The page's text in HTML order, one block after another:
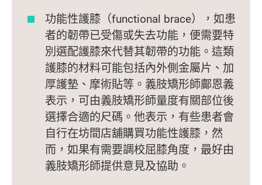
功能性護膝（functional brace），如患
者的韌帶已受傷或失去功能，便需要特
別選配護膝來代替其韌帶的功能。這類
護膝的材料可能包括內外側金屬片、加
厚護墊、摩術貼等。義肢矯形師鄺恩義
表示，可由義肢矯形師量度有關部位後
選擇合適的尺碼。他表示，有些患者會
自行在坊間店舖購買功能性護膝，然
而，如果有需要調校屈膝角度，最好由
義肢矯形師提供意見及協助。